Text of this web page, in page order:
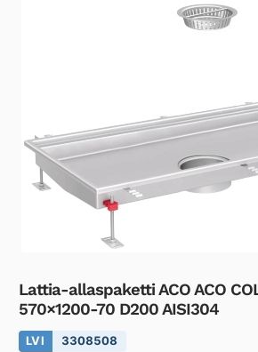
Lattia-allaspaketti ACO ACO
570×1200-70 D200 AISI304
LVI 3308508